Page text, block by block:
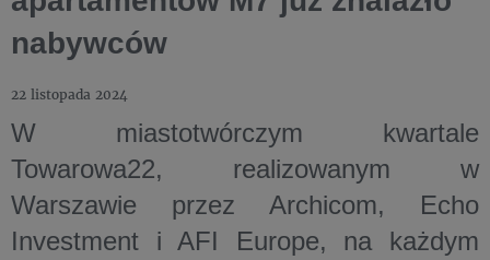
nabywców
22 listopada 2024
W miastotwórczym kwartale
Towarowa22, realizowanym w
Warszawie przez Archicom, Echo
Investment i AFI Europe, na każdym